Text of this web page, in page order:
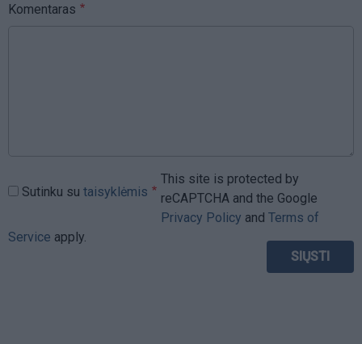
Komentaras
Sutinku su taisyklėmis
This site is protected by
reCAPTCHA and the Google
Privacy Policy and Terms of
Service apply.